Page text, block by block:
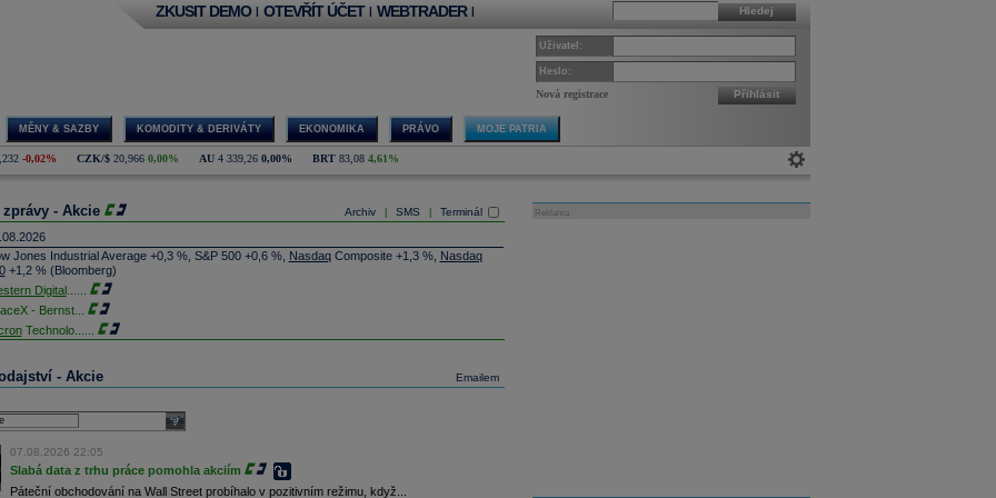
Hledej
ZKUSIT DEMO | OTEVŘÍT ÚČET | WEBTRADER |
Uživatel:
Heslo:
Nová registrace Přihlásit
MĚNY & SAZBY KOMODITY & DERIVÁTY EKONOMIKA PRÁVO MOJE PATRIA
-0,02% CZK/$ 20,966 0,00% AU 4 339,26 0,00% BRT 83,08 4,61%
Archiv SMS Terminál
zprávy - Akcie
Jones Industrial Average +0,3 %, S&P 500 +0,6 %, NasdaqComposite +1,3 %, Nasdaq
+1,2 % (Bloomberg)
Digital......
- Bernst...
Technolo......
obchodů s akciemi na pražské burze za dnešní den je 0,831 mld. Kč. Průměrný objem
za poslední rok je 0,665 mld. Kč.
výroby balistických střel ATACMS ve spolupráci s americkou firmou
dobu potrvá. Agentuře Reuters to řekl generální ředitel německé zbrojovky
Papperger. Společná výroba s Lockheedem v Německu by podle něj mohla pomoci
arzenál Spojeným státům, které mají zvýšenou spotřebu střel kvůli válce s Íránem
Emailem
- Akcie
select
07.08.2026 22:05
Slabá data z trhu práce pomohla akciím
Páteční obchodování na Wall Street probíhalo v pozitivním režimu, když...
Reklama